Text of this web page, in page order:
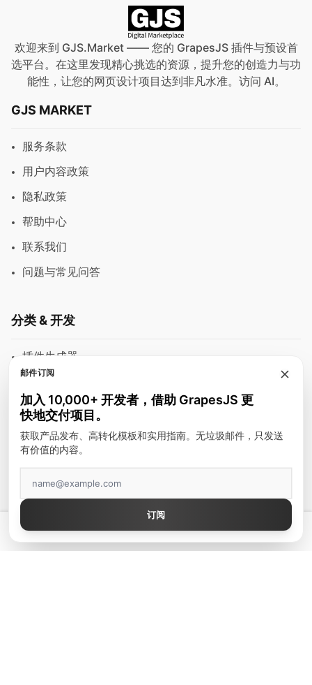
💡 拥有真正好用的 GrapesJS 编辑器 — 起价 $300
欢迎来到 GJS.Market —— 您的 GrapesJS 插件与预设首
选平台。在这里发现精心挑选的资源，提升您的创造力与功
能性，让您的网页设计项目达到非凡水准。访问 AI。
GJS MARKET
服务条款
用户内容政策
隐私政策
帮助中心
联系我们
问题与常见问答
分类 & 开发
插件生成器
模块
富文本编辑器
邮件模板
建站工具
顶级作者
GrapesJS Official
邮件订阅
加入 10,000+ 开发者，借助 GrapesJS 更
快地交付项目。
获取产品发布、高转化模板和实用指南。无垃圾邮件，只发送
有价值的内容。
订阅